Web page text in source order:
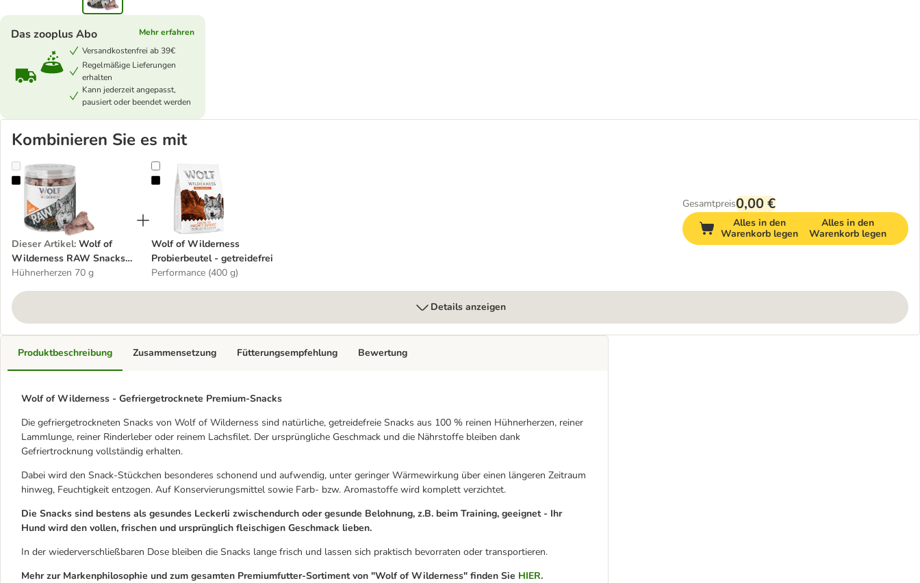
Das zooplus Abo
Mehr erfahren
Versandkostenfrei ab 39€
Regelmäßige Lieferungen
erhalten
Kann jederzeit angepasst,
pausiert oder beendet werden
Kombinieren Sie es mit
Wolf of Wilderness RAW Snacks (gefriergetrocknet)
Dieser Artikel: Wolf of
Wilderness RAW Snacks
(gefriergetrocknet)
Hühnerherzen 70 g
Wolf of Wilderness Probierbeutel - getreidefrei
Wolf of Wilderness
Probierbeutel - getreidefrei
Performance (400 g)
Gesamtpreis0,00 €
Alles in den
Warenkorb legen
Alles in den
Warenkorb legen
Details anzeigen
Produktbeschreibung
Wolf of Wilderness - Gefriergetrocknete Premium-Snacks
Die gefriergetrockneten Snacks von Wolf of Wilderness sind natürliche, getreidefreie Snacks aus 100 % reinen Hühnerherzen, reiner
Lammlunge, reiner Rinderleber oder reinem Lachsfilet. Der ursprüngliche Geschmack und die Nährstoffe bleiben dank
Gefriertrocknung vollständig erhalten.
Dabei wird den Snack-Stückchen besonderes schonend und aufwendig, unter geringer Wärmewirkung über einen längeren Zeitraum
hinweg, Feuchtigkeit entzogen. Auf Konservierungsmittel sowie Farb- bzw. Aromastoffe wird komplett verzichtet.
Die Snacks sind bestens als gesundes Leckerli zwischendurch oder gesunde Belohnung, z.B. beim Training, geeignet - Ihr
Hund wird den vollen, frischen und ursprünglich fleischigen Geschmack lieben.
In der wiederverschließbaren Dose bleiben die Snacks lange frisch und lassen sich praktisch bevorraten oder transportieren.
Mehr zur Markenphilosophie und zum gesamten Premiumfutter-Sortiment von "Wolf of Wilderness" finden Sie HIER.
Zusammensetzung Fütterungsempfehlung Bewertung